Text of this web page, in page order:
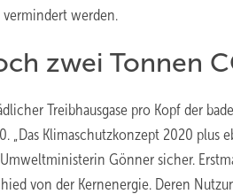
vermindert werden.
zwei Tonnen
Treibhausgase pro Kopf der
„Das Klimaschutzkonzept 2020 plus
Gönner sicher.
von der Kernenergie. Deren